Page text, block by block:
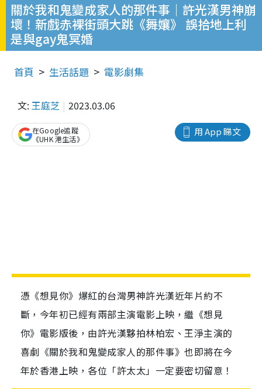
關於我和鬼變成家人的那件事｜許光漢男神崩
壞！新戲赤裸街頭大跳《舞孃》 誤拾地上利
是與gay鬼冥婚
首頁 生活話題 電影劇集
文: 王庭芝 2023.03.06
用 App 睇文
在Google追蹤
《UHK 港生活》
憑《想見你》爆紅的台灣男神許光漢近年片約不
斷，今年初已經有兩部主演電影上映，繼《想見
你》電影版後，由許光漢夥拍林柏宏、王淨主演的
喜劇《關於我和鬼變成家人的那件事》也即將在今
年於香港上映，各位「許太太」一定要密切留意！